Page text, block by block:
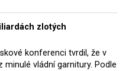
zlotých
konferenci tvrdil, že v
vládní garnitury. Podle